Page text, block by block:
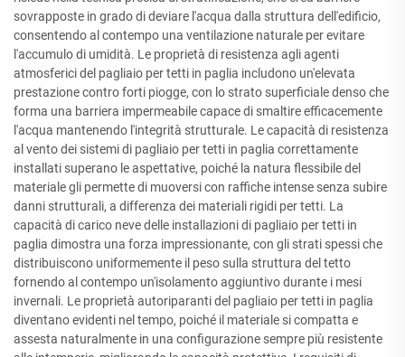
sovrapposte in grado di deviare l'acqua dalla struttura dell'edificio,
consentendo al contempo una ventilazione naturale per evitare
l'accumulo di umidità. Le proprietà di resistenza agli agenti
atmosferici del pagliaio per tetti in paglia includono un'elevata
prestazione contro forti piogge, con lo strato superficiale denso che
forma una barriera impermeabile capace di smaltire efficacemente
l'acqua mantenendo l'integrità strutturale. Le capacità di resistenza
al vento dei sistemi di pagliaio per tetti in paglia correttamente
installati superano le aspettative, poiché la natura flessibile del
materiale gli permette di muoversi con raffiche intense senza subire
danni strutturali, a differenza dei materiali rigidi per tetti. La
capacità di carico neve delle installazioni di pagliaio per tetti in
paglia dimostra una forza impressionante, con gli strati spessi che
distribuiscono uniformemente il peso sulla struttura del tetto
fornendo al contempo un'isolamento aggiuntivo durante i mesi
invernali. Le proprietà autoriparanti del pagliaio per tetti in paglia
diventano evidenti nel tempo, poiché il materiale si compatta e
assesta naturalmente in una configurazione sempre più resistente